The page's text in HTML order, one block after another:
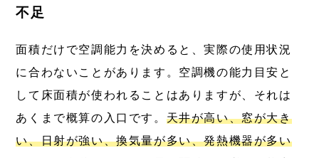
不足
面積だけで空調能力を決めると、実際の使用状況
に合わないことがあります。空調機の能力目安と
して床面積が使われることはありますが、それは
あくまで概算の入口です。 天井が高い、窓が大き
い、日射が強い、換気量が多い、発熱機器が多い